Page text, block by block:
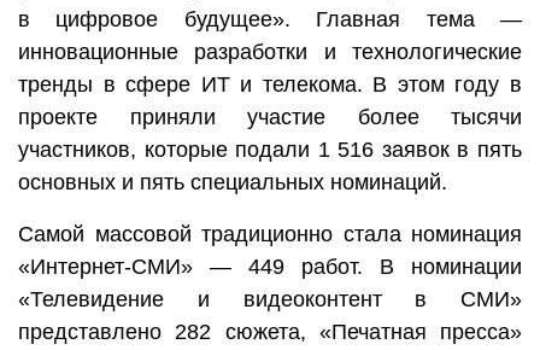
в цифровое будущее». Главная тема —
инновационные разработки и технологические
тренды в сфере ИТ и телекома. В этом году в
проекте приняли участие более тысячи
участников, которые подали 1 516 заявок в пять
основных и пять специальных номинаций.
Самой массовой традиционно стала номинация
«Интернет-СМИ» — 449 работ. В номинации
«Телевидение и видеоконтент в СМИ»
представлено 282 сюжета, «Печатная пресса»